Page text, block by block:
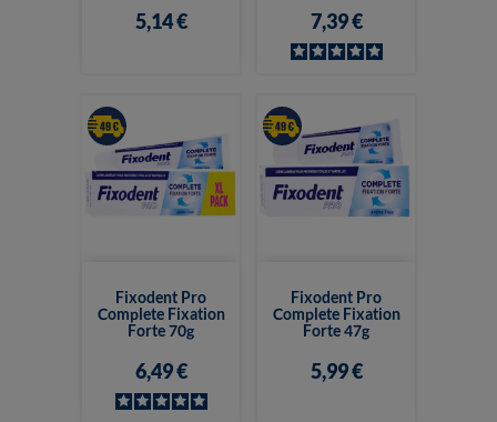
5,14 € 7,39 €
Fixodent Pro
Complete Fixation
Forte 70g
6,49 €
Fixodent Pro
Complete Fixation
Forte 47g
5,99 €